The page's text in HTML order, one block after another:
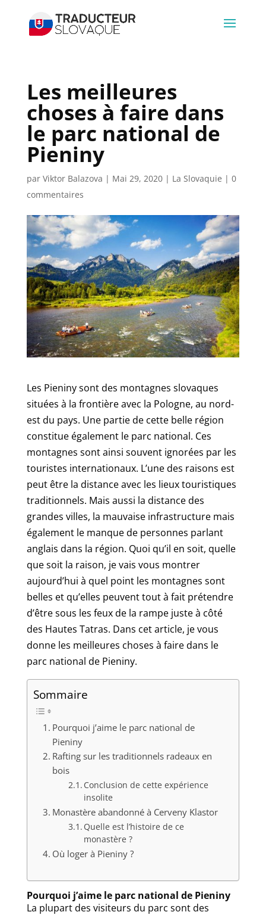
Les meilleures
choses à faire dans
le parc national de
Pieniny
par Viktor Balazova | Mai 29, 2020| La Slovaquie | 0
commentaires
Les Pieniny sont des montagnes slovaques
situées à la frontière avec la Pologne, au nord-
est du pays. Une partie de cette belle région
constitue également le parc national. Ces
montagnes sont ainsi souvent ignorées par les
touristes internationaux. L’une des raisons est
peut être la distance avec les lieux touristiques
traditionnels. Mais aussi la distance des
grandes villes, la mauvaise infrastructure mais
également le manque de personnes parlant
anglais dans la région. Quoi qu’il en soit, quelle
que soit la raison, je vais vous montrer
aujourd’hui à quel point les montagnes sont
belles et qu’elles peuvent tout à fait prétendre
d’être sous les feux de la rampe juste à côté
des Hautes Tatras. Dans cet article, je vous
donne les meilleures choses à faire dans le
parc national de Pieniny.
Sommaire
Pourquoi j’aime le parc national de
Pieniny
Rafting sur les traditionnels radeaux en
bois
Conclusion de cette expérience
insolite
Monastère abandonné à Cerveny Klastor
Quelle est l’histoire de ce
monastère ?
Où loger à Pieniny ?
Pourquoi j’aime le parc national de Pieniny
La plupart des visiteurs du parc sont des